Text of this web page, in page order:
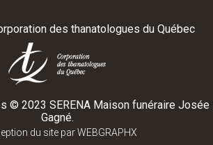
des thanatologues du Québec
© 2023 SERENA Maison funéraire Josée
Gagné.
du site parWEBGRAPHX